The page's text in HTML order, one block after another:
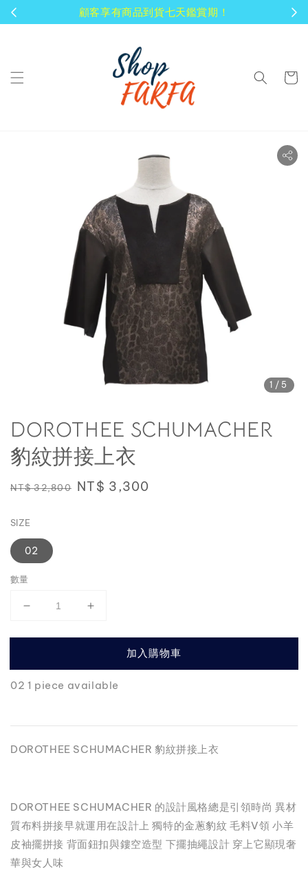
顧客享有商品到貨七天鑑賞期！
1 /5
DOROTHEE SCHUMACHER
豹紋拼接上衣
Regular
NT$ 32,800 Sale
NT$ 3,300
SIZE
02
數量
加入購物車
02 1 piece available
DOROTHEE SCHUMACHER 豹紋拼接上衣
DOROTHEE SCHUMACHER 的設計風格總是引領時尚 異材
質布料拼接早就運用在設計上 獨特的金蔥豹紋 毛料V領 小羊
皮袖擺拼接 背面鈕扣與鏤空造型 下擺抽繩設計 穿上它顯現奢
華與女人味